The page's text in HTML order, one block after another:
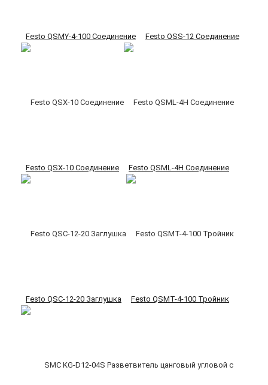
Festo QSMY-4-100 Соединение Festo QSS-12 Соединение
Festo QSX-10 Соединение Festo QSML-4H Соединение
Festo QSC-12-20 Заглушка Festo QSMT-4-100 Тройник